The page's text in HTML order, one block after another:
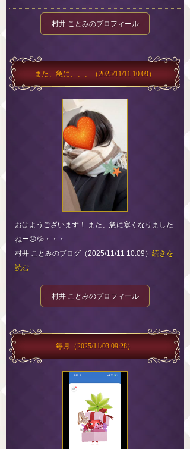
村井 ことみのプロフィール
また、急に、、、 （2025/11/11 10:09）
おはようございます！ また、急に寒くなりました
ねー😞💦・・・
村井 ことみのブログ（2025/11/11 10:09） 続きを
読む
村井 ことみのプロフィール
毎月 （2025/11/03 09:28）